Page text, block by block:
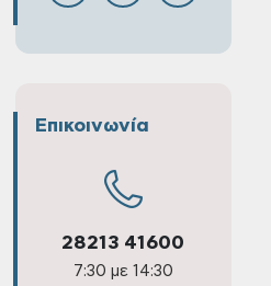
Επικοινωνία
28213 41600
7:30 με 14:30